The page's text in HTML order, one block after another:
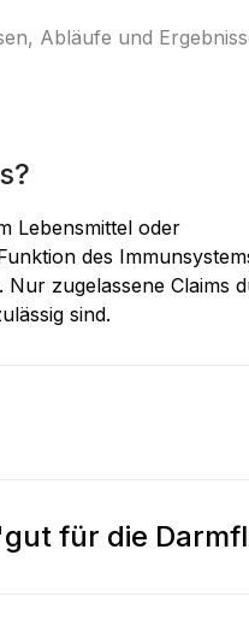
Abläufe und
Lebensmittel oder
des
Nur zugelassene Claims
sind.
für die